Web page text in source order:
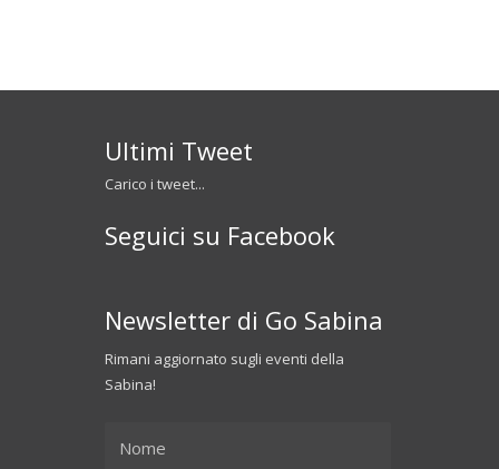
Ultimi Tweet
Carico i tweet...
Seguici su Facebook
Newsletter di Go Sabina
Rimani aggiornato sugli eventi della
Sabina!